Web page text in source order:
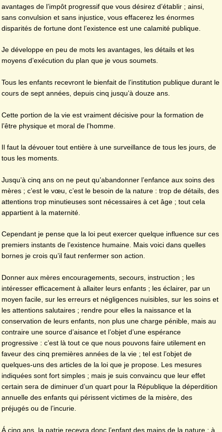
avantages de l’impôt progressif que vous désirez d’établir ; ainsi,
sans convulsion et sans injustice, vous effacerez les énormes
disparités de fortune dont l’existence est une calamité publique.
Je développe en peu de mots les avantages, les détails et les
moyens d’exécution du plan que je vous soumets.
Tous les enfants recevront le bienfait de l’institution publique durant le
cours de sept années, depuis cinq jusqu’à douze ans.
Cette portion de la vie est vraiment décisive pour la formation de
l’être physique et moral de l’homme.
Il faut la dévouer tout entière à une surveillance de tous les jours, de
tous les moments.
Jusqu’à cinq ans on ne peut qu’abandonner l’enfance aux soins des
mères ; c’est le vœu, c’est le besoin de la nature : trop de détails, des
attentions trop minutieuses sont nécessaires à cet âge ; tout cela
appartient à la maternité.
Cependant je pense que la loi peut exercer quelque influence sur ces
premiers instants de l’existence humaine. Mais voici dans quelles
bornes je crois qu’il faut renfermer son action.
Donner aux mères encouragements, secours, instruction ; les
intéresser efficacement à allaiter leurs enfants ; les éclairer, par un
moyen facile, sur les erreurs et négligences nuisibles, sur les soins et
les attentions salutaires ; rendre pour elles la naissance et la
conservation de leurs enfants, non plus une charge pénible, mais au
contraire une source d’aisance et l’objet d’une espérance
progressive : c’est là tout ce que nous pouvons faire utilement en
faveur des cinq premières années de la vie ; tel est l’objet de
quelques-uns des articles de la loi que je propose. Les mesures
indiquées sont fort simples ; mais je suis convaincu que leur effet
certain sera de diminuer d’un quart pour la République la déperdition
annuelle des enfants qui périssent victimes de la misère, des
préjugés ou de l’incurie.
Á cinq ans, la patrie recevra donc l’enfant des mains de la nature ; à